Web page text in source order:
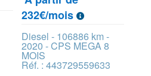
232€/mois
Diesel - 106886 km -
2020 - CPS MEGA 8
MOIS
Réf. : 443729559633